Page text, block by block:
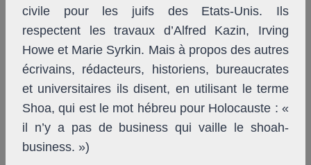
civile pour les juifs des Etats-Unis. Ils
respectent les travaux d’Alfred Kazin, Irving
Howe et Marie Syrkin. Mais à propos des autres
écrivains, rédacteurs, historiens, bureaucrates
et universitaires ils disent, en utilisant le terme
Shoa, qui est le mot hébreu pour Holocauste : «
il n’y a pas de business qui vaille le shoah-
business. »)